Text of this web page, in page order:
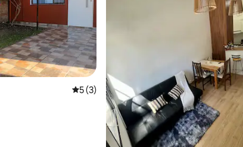
平均评分 5 分（满分 5 分），共 3 条评价
5 (3)